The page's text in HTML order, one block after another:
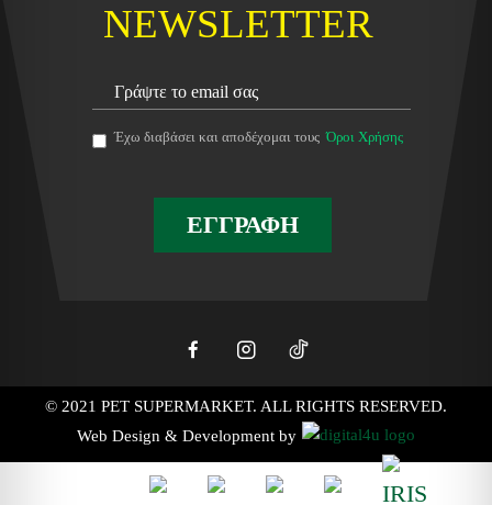
NEWSLETTER
ΕΓΓΡΑΦΗ
Έχω διαβάσει και αποδέχομαι τους Όροι Χρήσης
© 2021 PET SUPERMARKET. ALL RIGHTS RESERVED.
Web Design & Development by